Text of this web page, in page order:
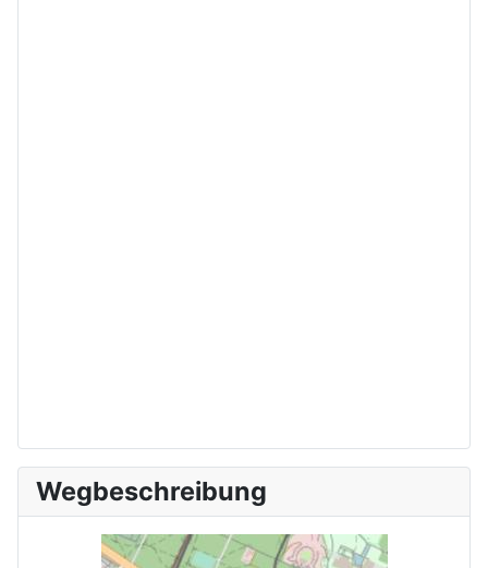
Wegbeschreibung